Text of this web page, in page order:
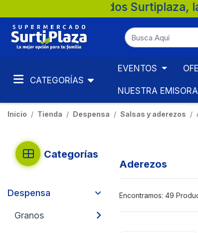
Surtiplaza, la mejor
CATEGORÍAS
EVENTOS
NUESTRA EMISORA
Inicio Tienda Despensa Salsas y aderezos
Categorías
Despensa
Granos
Aderezos
Encontramos: 49